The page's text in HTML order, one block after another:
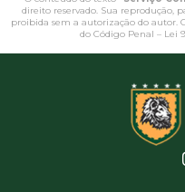
direito reservado. Sua reprodução,
proibida sem a autorização do autor.
do Código Penal – Lei